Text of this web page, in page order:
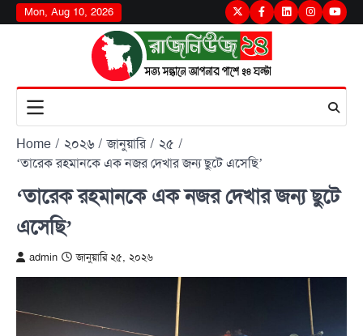
Skip
to
Mon, Aug 10, 2026 TwitterFacebook
LinkedInInstagram
Home ২০২৬ জানুয়ারি
২৫
‘তারেক রহমানকে এক নজর দেখার জন্য ছুটে এসেছি’
‘তারেক রহমানকে এক নজর দেখার জন্য ছুটে
এসেছি’
admin জানুয়ারি ২৫, ২০২৬